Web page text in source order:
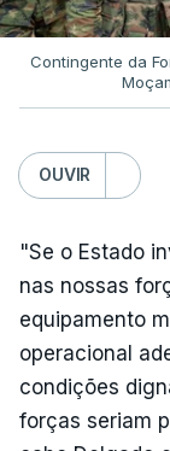
Contingente da
OUVIR
"Se o Estado
nas nossas
equipamento
operacional
condições
forças seriam